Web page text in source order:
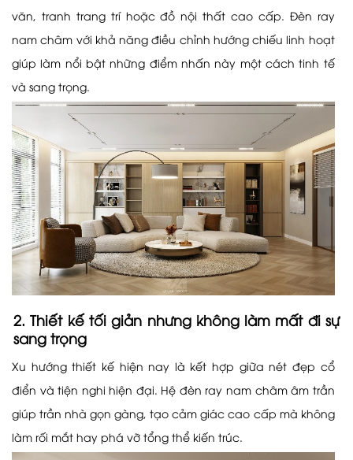
văn, tranh trang trí hoặc đồ nội thất cao cấp. Đèn ray
nam châm với khả năng điều chỉnh hướng chiếu linh hoạt
giúp làm nổi bật những điểm nhấn này một cách tinh tế
và sang trọng.
2. Thiết kế tối giản nhưng không làm mất đi sự
sang trọng
Xu hướng thiết kế hiện nay là kết hợp giữa nét đẹp cổ
điển và tiện nghi hiện đại. Hệ đèn ray nam châm âm trần
giúp trần nhà gọn gàng, tạo cảm giác cao cấp mà không
làm rối mắt hay phá vỡ tổng thể kiến trúc.